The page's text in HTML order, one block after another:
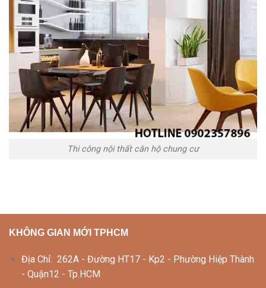
Thi công nội thất căn hộ chung cư
KHÔNG GIAN MỚI TPHCM
Địa Chỉ: 262A - Đường HT17 - Kp2 - Phường Hiệp Thành
- Quận12 - Tp.HCM